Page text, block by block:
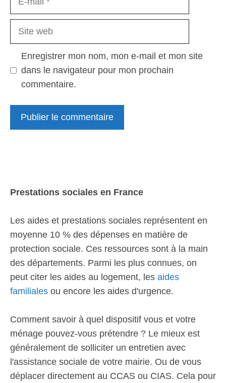
Site
Enregistrer mon nom, mon e-mail et mon site
dans le navigateur pour mon prochain
commentaire.
Prestations sociales en France
Les aides et prestations sociales représentent en
moyenne 10 % des dépenses en matière de
protection sociale. Ces ressources sont à la main
des départements. Parmi les plus connues, on
peut citer les aides au logement, les aides
familiales ou encore les aides d'urgence.
Comment savoir à quel dispositif vous et votre
ménage pouvez-vous prétendre ? Le mieux est
généralement de solliciter un entretien avec
l'assistance sociale de votre mairie. Ou de vous
déplacer directement au CCAS ou CIAS. Cela pour